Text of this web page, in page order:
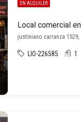
EN ALQUILER
justiniano carranza
LIO-226585 1